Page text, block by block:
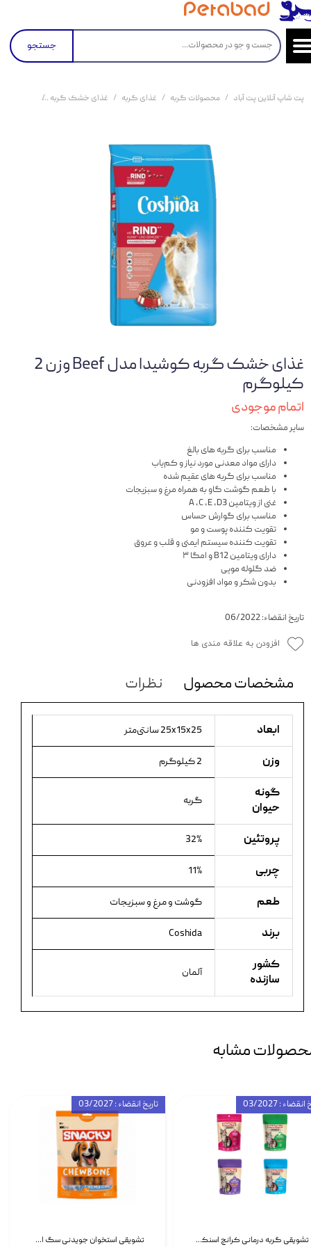
جستجو
پت شاپ آنلاین پت آباد محصولات گربه غذای گربه غذای خشک گربه
غذای خشک گربه کوشیدا مدل Beef وزن 2
کیلوگرم
اتمام موجودی
سایر مشخصات:
مناسب برای گربه های بالغ
دارای مواد معدنی مورد نیاز و کم‌یاب
مناسب برای گربه های عقیم شده
با طعم گوشت گاو به همراه مرغ و سبزیجات
غنی از ویتامین A ،C ،E ،D3
مناسب برای گوارش حساس
تقویت کننده پوست و مو
تقویت کننده سیستم ایمنی و قلب و عروق
دارای ویتامین B12 و امگا ۳
ضد گلوله مویی
بدون شکر و مواد افزودنی
تاریخ انقضاء: 06/2022
افزودن به علاقه مندی ها
مشخصات محصول نظرات
ابعاد 25x15x25 سانتی‌متر
وزن 2 کیلوگرم
گونه
حیوان
گربه
پروتئین 32%
چربی 11%
طعم گوشت و مرغ و سبزیجات
برند Coshida
کشور
سازنده
آلمان
مشابه
تشویقی استخوان جویدنی سگ اسنکی کرانچی با طعم مرغ Snacky Crunchy Munchy وزن 100 گرم
تاریخ انقضاء : 03/2027
تشویقی گربه درمانی کرانچ اسنکی با طعم میکس Snacky Crunch Cat Treats وزن 60 گرم بسته 4 عددی
: 03/2027